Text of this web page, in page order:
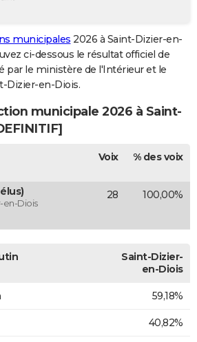
municipales 2026 à Saint-Dizier-en-
ci-dessous le résultat officiel de
par le ministère de l'Intérieur et le
Dizier-en-Diois.
municipale 2026 à Saint-
Voix % des voix
en-Diois
28 100,00%
Saint-Dizier-
en-Diois
59,18%
40,82%